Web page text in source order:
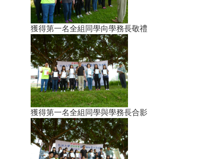
獲得第一名全組同學向學務長敬禮
獲得第一名全組同學與學務長合影